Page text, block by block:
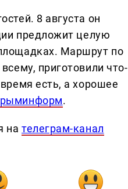
8 августа он
предложит целую
Маршрут по
приготовили что-
есть, а хорошее
.
нателеграм-канал